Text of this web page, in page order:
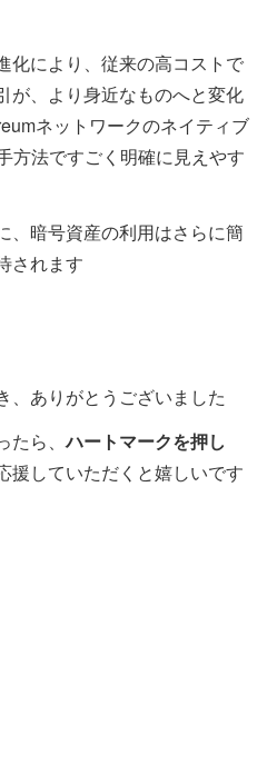
化により、従来の高コストで
が、より身近なものへと変化
ネットワークのネイティブ
方法ですごく明確に見えやす
、暗号資産の利用はさらに簡
されます
、ありがとうございました
たら、ハートマークを押し
援していただくと嬉しいです